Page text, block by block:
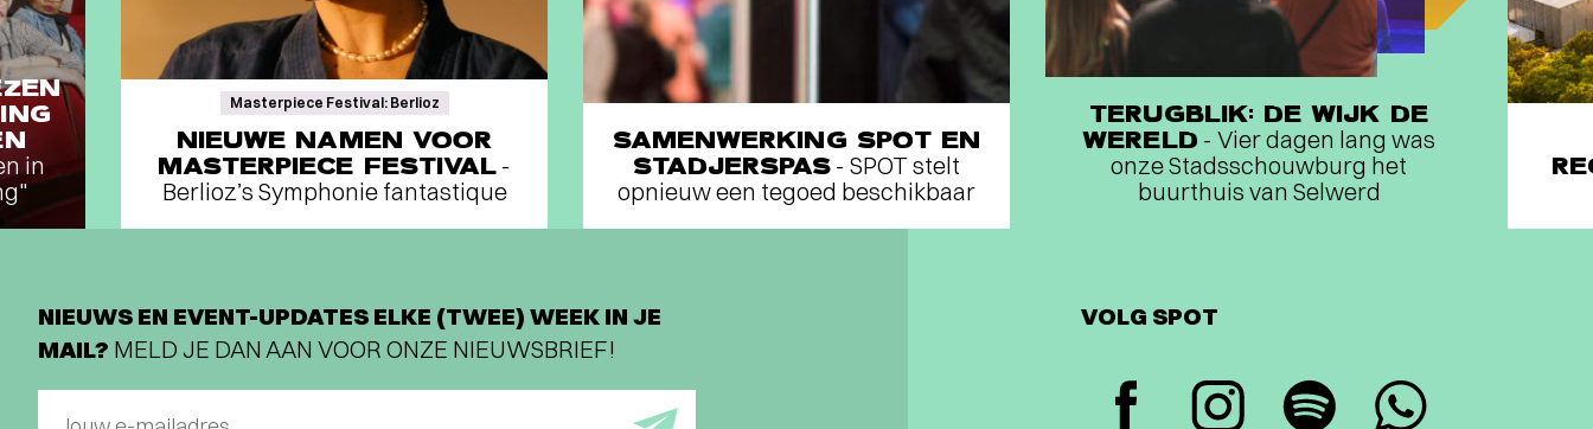
in
Masterpiece Festival: Berlioz
NIEUWE NAMEN VOOR
MASTERPIECE FESTIVAL -
Berlioz’s Symphonie fantastique
SAMENWERKING SPOT EN
STADJERSPAS - SPOT stelt
opnieuw een tegoed beschikbaar
TERUGBLIK: DE WIJK DE
WERELD - Vier dagen lang was
onze Stadsschouwburg het
buurthuis van Selwerd
NIEUWS EN EVENT-UPDATES ELKE (TWEE) WEEK IN JE
MAIL? MELD JE DAN AAN VOOR ONZE NIEUWSBRIEF!
VOLG SPOT